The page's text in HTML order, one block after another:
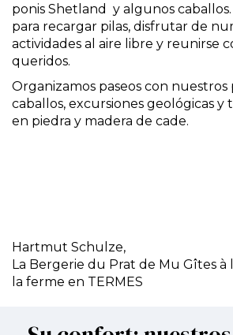
ponis Shetland y algunos
para recargar pilas, disfrutar de
actividades al aire libre y reunirse
queridos.
Organizamos paseos con nuestros
caballos, excursiones geológicas y
en piedra y madera de cade.
Hartmut Schulze,
La Bergerie du Prat de Mu Gîtes à
la ferme en TERMES